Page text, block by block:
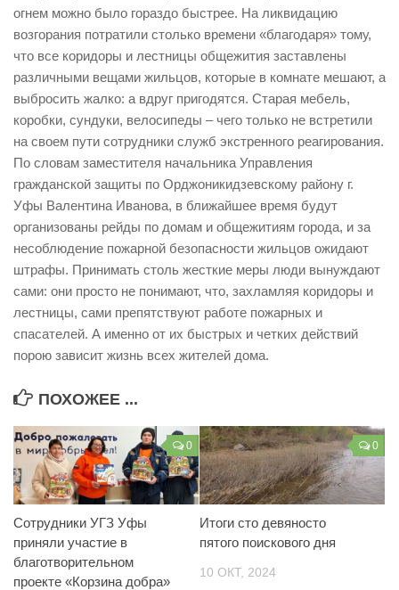
огнем можно было гораздо быстрее. На ликвидацию
возгорания потратили столько времени «благодаря» тому,
что все коридоры и лестницы общежития заставлены
различными вещами жильцов, которые в комнате мешают, а
выбросить жалко: а вдруг пригодятся. Старая мебель,
коробки, сундуки, велосипеды – чего только не встретили
на своем пути сотрудники служб экстренного реагирования.
По словам заместителя начальника Управления
гражданской защиты по Орджоникидзевскому району г.
Уфы Валентина Иванова, в ближайшее время будут
организованы рейды по домам и общежитиям города, и за
несоблюдение пожарной безопасности жильцов ожидают
штрафы. Принимать столь жесткие меры люди вынуждают
сами: они просто не понимают, что, захламляя коридоры и
лестницы, сами препятствуют работе пожарных и
спасателей. А именно от их быстрых и четких действий
порою зависит жизнь всех жителей дома.
ПОХОЖЕЕ ...
0
Сотрудники УГЗ Уфы
приняли участие в
благотворительном
проекте «Корзина добра»
0
Итоги сто девяносто
пятого поискового дня
10 ОКТ, 2024